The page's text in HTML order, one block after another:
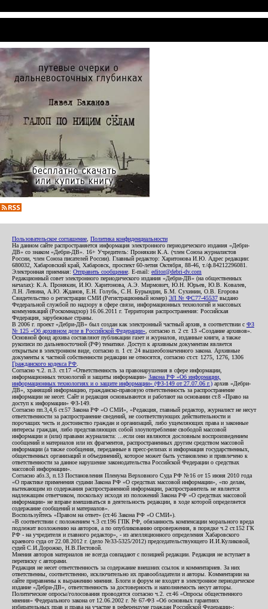
Пользовательское соглашение Политика конфиденциальности
На данном сайте распространяется информация электронного периодического издания «Дебри-
ДВ» со знаком «Дебри-ДВ». 16+ Учредитель: Пронякин К.А. (член Союза журналистов
России, член Союза писателей России). Главный редактор: Харитонова И.Ю. Адрес редакции:
680032, Хабаровский край, Хабаровск, проспект 60-летия Октября, 88-46, т./ф.84212296081.
Электронная приемная: Отправить сообщение . E-mail: editor@debri-dv.com
Редакционный совет электронного периодического издания «Дебри-ДВ» (на общественных
началах): К.А. Пронякин, И.Ю. Харитонова, А.Э. Мирмович, Ю.Н. Юрьев, Ю.В. Ковалев,
Л.Н. Левина, А.Ю. Жданов, Е.Н. Голубь, С.Н. Бурындин, Б.М. Сухинин, О.В. Егорова
Свидетельство о регистрации СМИ (Регистрационный номер) ЭЛ № ФС77-45537 выдано
Федеральной службой по надзору в сфере связи, информационных технологий и массовых
коммуникаций (Роскомнадзор) 16.06.2011 г. Территория распространения: Российская
Федерация, зарубежные страны.
В 2006 г. проект «Дебри-ДВ» был создан как электронный частный архив, в соответствии с ФЗ
№ 125 «Об архивном деле в Российской Федерации» , согласно п. 2 ст. 13 «Создание архивов».
Основной фонд архива составляют публикации газет и журналов, изданные книги, а также
рукописи по дальневосточной (РФ) тематике. Доступ к архивным документам является
открытым в электронном виде, согласно п. 1 ст. 24 вышеобозначенного закона. Архивные
документы к частной собственности редакции не относятся, согласно ст.ст. 1275, 1276, 1306
Гражданского кодекса РФ
Согласно ч.2. п.3. ст.17 «Ответственность за правонарушения в сфере информации,
информационных технологий и защиты информации» Закона РФ «Об информации,
информационных технологиях и о защите информации» (ФЗ-149 от 27.07.06 г.) архив «Дебри-
ДВ», хранящий информацию, гражданско-правовую ответственность за распространение
информации не несет. Сайт и редакция основываются и работают на основании ст.8 «Право на
доступ к информации» ФЗ-149.
Согласно пп.3,4,6 ст.57 Закона РФ «О СМИ», «Редакция, главный редактор, журналист не несут
ответственности за распространение сведений, не соответствующих действительности и
порочащих честь и достоинство граждан и организаций, либо ущемляющих права и законные
интересы граждан, либо представляющих собой злоупотребление свободой массовой
информации и (или) правами журналиста: ...если они являются дословным воспроизведением
сообщений и материалов или их фрагментов, распространенных другим средством массовой
информации (а также сообщения, переданные в пресс-релизах и информация государственных,
общественных организаций и объединений), которое может быть установлено и привлечено к
ответственности за данное нарушение законодательства Российской Федерации о средствах
массовой информации».
Согласно абз.3, п.13 Постановления Пленума Верховного Суда РФ №16 от 15 июня 2010 года
«О практике применения судами Закона РФ «О средствах массовой информации», «по делам,
вытекающим из содержания распространенной информации, распространитель не является
надлежащим ответчиком, поскольку исходя из положений Закона РФ «О средствах массовой
информации» не вправе вмешиваться в деятельность редакции, в ходе которой определяется
содержание сообщений и материалов».
Воспользуйтесь «Правом на ответ» (ст.46 Закона РФ «О СМИ»).
«В соответствии с положением ч.3 ст.196 ГПК РФ, обязанность компенсации морального вреда
подлежит возложению на авторов, а по опубликованию опровержения, в порядке ч.2 ст.152 ГК
РФ - на учредителя и главного редактор», - из апелляционного определения Хабаровского
краевого суда от 22.08.2012 г. (дело №33-5325/2012) председательствующего И.И.Куликовой,
судей С.И.Дорожко, Н.В.Пестовой.
Мнения авторов материалов не всегда совпадают с позицией редакции. Редакция не вступает в
переписку с авторами.
Редакция не несет ответственность за содержание внешних ссылок и комментариев. За них
ответственны, соответственно, исключительно их правообладатели и авторы. Комментарии на
сайте приравнены к выражению мнения. Блоги и форум не входят в электронное периодическое
издание «Дебри-ДВ», ответственность за достоверность и наполняемость несут авторы.
Политические опросы/голосования проводятся согласно ч.2. ст.46 «Опросы общественного
мнения» Федерального закона от 12.06.2002 г. № 67-ФЗ «Об основных гарантиях
избирательных прав и права на участие в референдуме граждан Российской Федерации»;